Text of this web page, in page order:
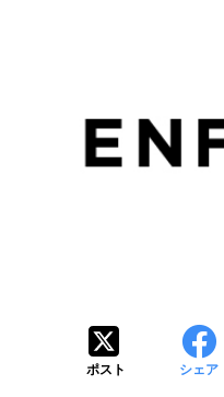
ポスト シェア